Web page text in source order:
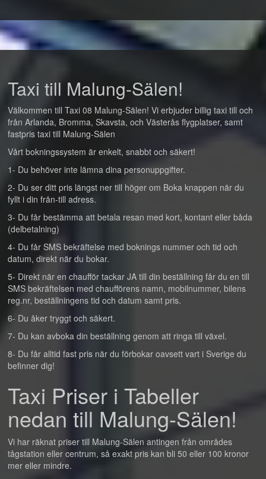
Taxi till Malung-Sälen!
Välkommen till Taxi 08 Malung-Sälen! Vi erbjuder billig taxi till och
från Arlanda, Bromma, Skavsta, och Västerås flygplatser, samt
fastpris taxi till Malung-Sälen
Vårt bokningssystem är enkelt, snabbt och säkert!
1- Du behöver inte lämna dina personuppgifter.
2- Du ser ditt pris längst ner till höger om Boka knappen när du
fyllt i din från-till adress.
3- Du får bestämma att betala resan med kort, kontant eller båda
(delbetalning)
4- Du får SMS bekräftelse med boknings nummer och tid och
datum, direkt när du bokar.
5- Direkt när en chaufför tackar JA till din beställning får du en till
SMS bekräftelsen med chaufförens namn, mobilnummer, bilens
reg.nr, beställningens tid och datum samt pris.
6- Du åker tryggt och säkert.
7- Du kan avboka din beställning genom att ringa till växel.
8- Du får alltid fast pris när du förbokar oavsett vart i Sverige du
befinner dig!
Taxi Priser i Tabeller
nedan till Malung-Sälen!
Vi har räknat priser till Malung-Sälen antingen från områdes
tågstation eller centrum, så exakt pris kan bli 50 eller 100 kronor
mer eller mindre.